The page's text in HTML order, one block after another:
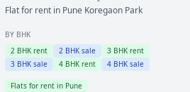
Flat for rent in Pune Koregaon Park
BY BHK
2BHK rent 2BHK sale 3BHK rent
3BHK sale 4BHK rent 4BHK sale
Flats for rent in Pune